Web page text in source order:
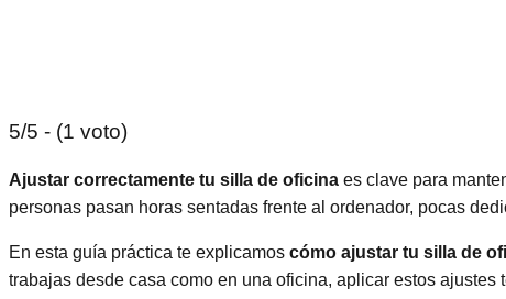
5/5 - (1 voto)
Ajustar correctamente tu silla de oficina es clave para
personas pasan horas sentadas frente al ordenador, pocas
En esta guía práctica te explicamos cómo ajustar tu silla de
trabajas desde casa como en una oficina, aplicar estos